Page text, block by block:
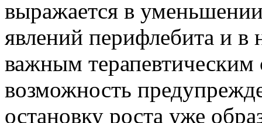
выражается в
явлений перифлебита и
важным терапевтическим
возможность
остановку роста уже